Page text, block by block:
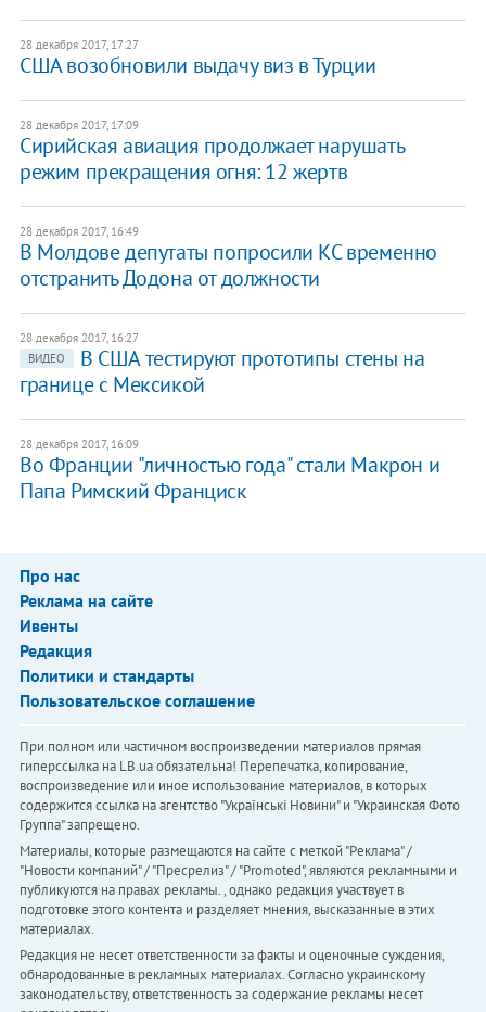
28 декабря 2017, 17:27
США возобновили выдачу виз в Турции
28 декабря 2017, 17:09
Сирийская авиация продолжает нарушать
режим прекращения огня: 12 жертв
28 декабря 2017, 16:49
В Молдове депутаты попросили КС временно
отстранить Додона от должности
28 декабря 2017, 16:27
ВИДЕО
В США тестируют прототипы стены на
границе с Мексикой
28 декабря 2017, 16:09
Во Франции "личностью года" стали Макрон и
Папа Римский Франциск
Про нас
Реклама на сайте
Ивенты
Редакция
Политики и стандарты
Пользовательское соглашение
При полном или частичном воспроизведении материалов прямая
гиперссылка на LB.ua обязательна! Перепечатка, копирование,
воспроизведение или иное использование материалов, в которых
содержится ссылка на агентство "Українськi Новини" и "Украинская Фото
Группа" запрещено.
Материалы, которые размещаются на сайте с меткой "Реклама" /
"Новости компаний" / "Пресрелиз" / "Promoted", являются рекламными и
публикуются на правах рекламы. , однако редакция участвует в
подготовке этого контента и разделяет мнения, высказанные в этих
материалах.
Редакция не несет ответственности за факты и оценочные суждения,
обнародованные в рекламных материалах. Согласно украинскому
законодательству, ответственность за содержание рекламы несет